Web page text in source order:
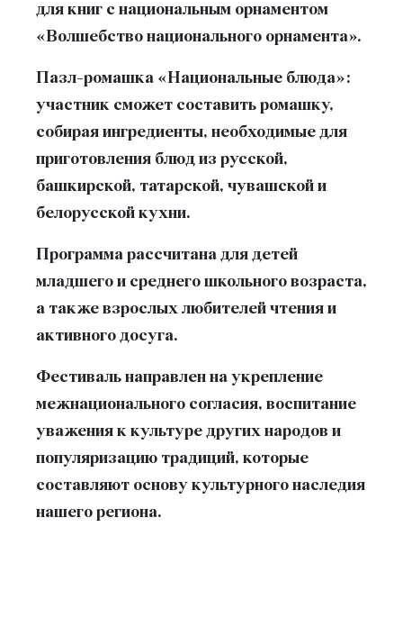
для книг с национальным орнаментом
«Волшебство национального орнамента».
Пазл-ромашка «Национальные блюда»:
участник сможет составить ромашку,
собирая ингредиенты, необходимые для
приготовления блюд из русской,
башкирской, татарской, чувашской и
белорусской кухни.
Программа рассчитана для детей
младшего и среднего школьного возраста,
а также взрослых любителей чтения и
активного досуга.
Фестиваль направлен на укрепление
межнационального согласия, воспитание
уважения к культуре других народов и
популяризацию традиций, которые
составляют основу культурного наследия
нашего региона.